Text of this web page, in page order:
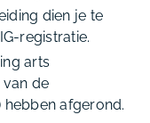
dien je te
registratie.
arts
van de
afgerond.